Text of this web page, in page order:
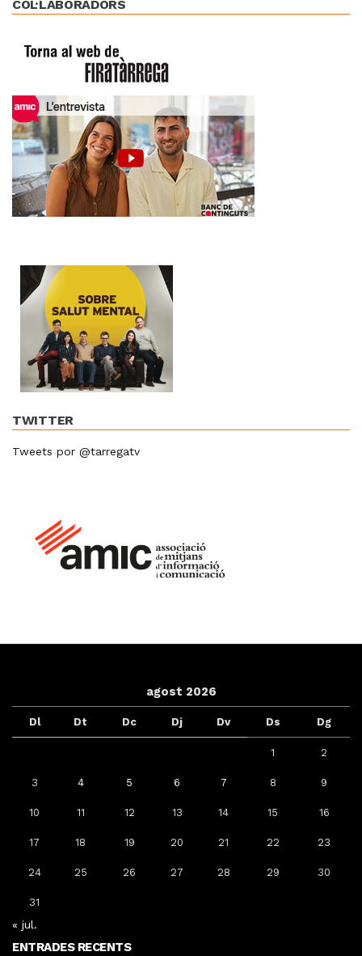
COL·LABORADORS
TWITTER
Tweets por @tarregatv
agost 2026
Dl Dt Dc Dj Dv Ds Dg
1 2
3 4 5 6 7 8 9
10 11 12 13 14 15 16
17 18 19 20 21 22 23
24 25 26 27 28 29 30
31
« jul.
ENTRADES RECENTS